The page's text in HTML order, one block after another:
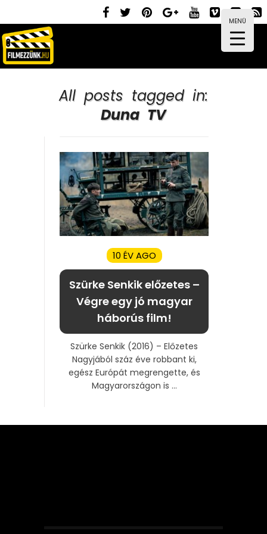
MENÜ
All posts tagged in:
Duna TV
10 ÉV AGO
Szürke Senkik előzetes –
Végre egy jó magyar
háborús film!
Szürke Senkik (2016) – Előzetes
Nagyjából száz éve robbant ki,
egész Európát megrengette, és
Magyarországon is ...